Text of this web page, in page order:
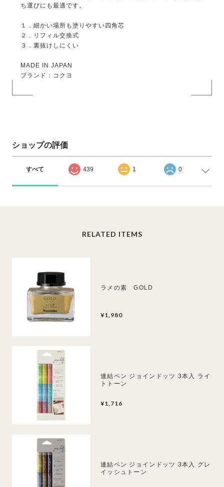
ち運びにも最適です。
１．細かい場所も塗りやすい四角芯
２．リフィル交換式
３．裏抜けしにくい
MADE IN JAPAN
ブランド：コクヨ
ショップの評価
すべて 439 1 0
RELATED ITEMS
ラメの素 GOLD
¥1,980
連結ペン ジョインドッツ 3本入 ライ
トトーン
¥1,716
連結ペン ジョインドッツ 3本入 グレ
イッシュトーン